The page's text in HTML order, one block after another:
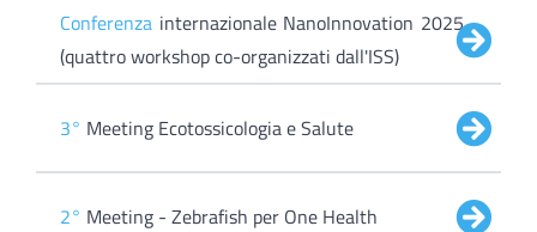
Conferenza internazionale NanoInnovation 2025
(quattro workshop co-organizzati dall'ISS)
3° Meeting Ecotossicologia e Salute
2° Meeting - Zebrafish per One Health